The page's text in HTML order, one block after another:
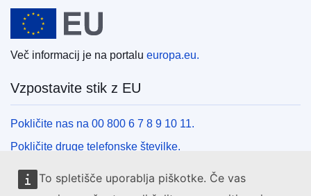
To spletišče uporablja piškotke. Če vas
Evropska unija
Več informacij je na portalu europa.eu.
Vzpostavite stik z EU
Pokličite nas na 00 800 6 7 8 9 10 11.
Pokličite druge telefonske številke.
Pišite nam s kontaktnim obrazcem.
Obiščite nas v enem od centrov EU.